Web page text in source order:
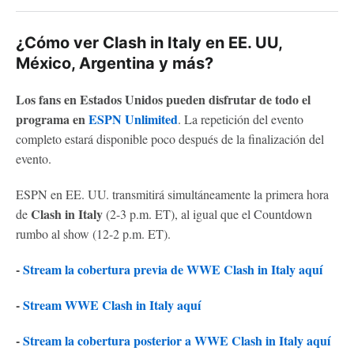
¿Cómo ver Clash in Italy en EE. UU,
México, Argentina y más?
Los fans en Estados Unidos pueden disfrutar de todo el
programa enESPN Unlimited. La repetición del evento
completo estará disponible poco después de la finalización del
evento.
ESPN en EE. UU. transmitirá simultáneamente la primera hora
deClash in Italy(2-3 p.m. ET), al igual que el Countdown
rumbo al show (12-2 p.m. ET).
-Stream la cobertura previa de WWE Clash in Italy aquí
-Stream WWE Clash in Italy aquí
-Stream la cobertura posterior a WWE Clash in Italy aquí